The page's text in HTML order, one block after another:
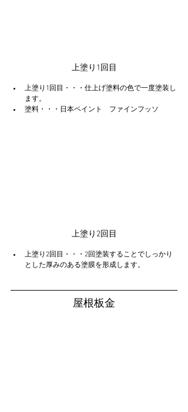
上塗り1回目
上塗り1回目・・・仕上げ塗料の色で一度塗装し
ます。
塗料・・・日本ペイント　ファインフッソ
上塗り2回目
上塗り2回目・・・2回塗装することでしっかり
とした厚みのある塗膜を形成します。
屋根板金